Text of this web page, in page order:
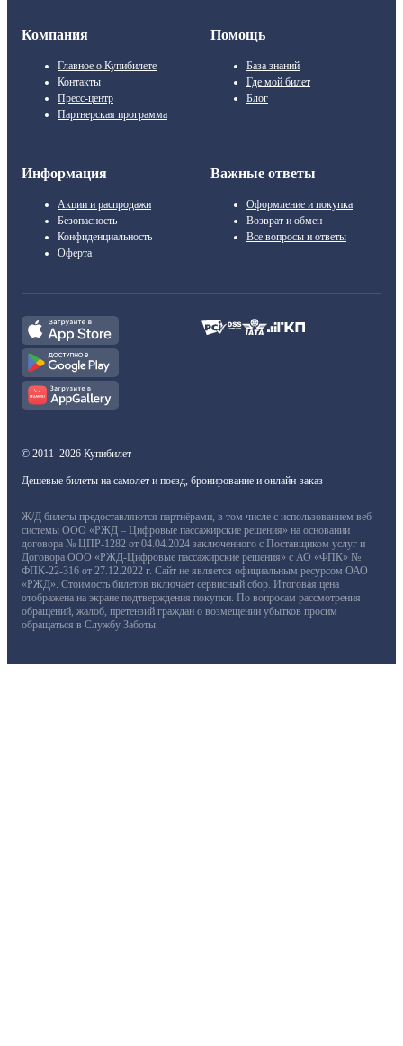
Компания
Главное о Купибилете
Контакты
Пресс-центр
Партнерская программа
Помощь
База знаний
Где мой билет
Блог
Информация
Акции и распродажи
Безопасность
Конфиденциальность
Оферта
Важные ответы
Оформление и покупка
Возврат и обмен
Все вопросы и ответы
© 2011–2026 Купибилет
Дешевые билеты на самолет и поезд, бронирование и онлайн-заказ
Ж/Д билеты предоставляются партнёрами, в том числе с использованием веб-
системы ООО «РЖД – Цифровые пассажирские решения» на основании
договора № ЦПР-1282 от 04.04.2024 заключенного с Поставщиком услуг и
Договора ООО «РЖД-Цифровые пассажирские решения» с АО «ФПК» №
ФПК-22-316 от 27.12.2022 г. Сайт не является официальным ресурсом ОАО
«РЖД». Стоимость билетов включает сервисный сбор. Итоговая цена
отображена на экране подтверждения покупки. По вопросам рассмотрения
обращений, жалоб, претензий граждан о возмещении убытков просим
обращаться в Службу Заботы.